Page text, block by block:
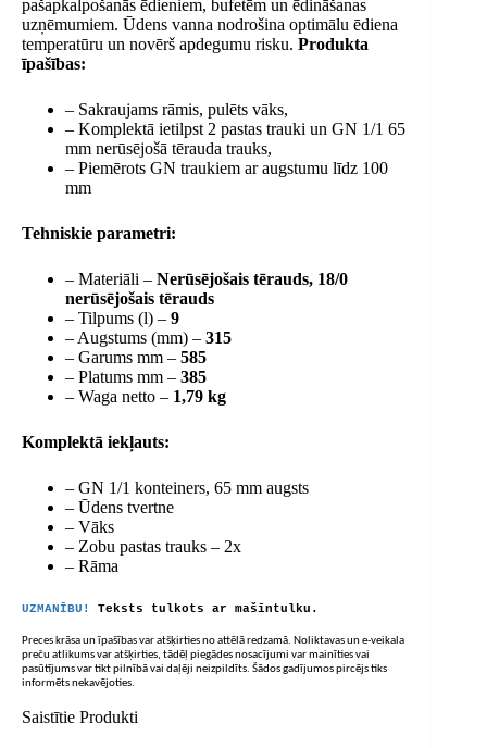
pašapkalpošanās ēdieniem, bufetēm un ēdināšanas
uzņēmumiem. Ūdens vanna nodrošina optimālu ēdiena
temperatūru un novērš apdegumu risku. Produkta
īpašības:
– Sakraujams rāmis, pulēts vāks,
– Komplektā ietilpst 2 pastas trauki un GN 1/1 65
mm nerūsējošā tērauda trauks,
– Piemērots GN traukiem ar augstumu līdz 100
mm
Tehniskie parametri:
– Materiāli – Nerūsējošais tērauds, 18/0
nerūsējošais tērauds
– Tilpums (l) – 9
– Augstums (mm) – 315
– Garums mm – 585
– Platums mm – 385
– Waga netto – 1,79 kg
Komplektā iekļauts:
– GN 1/1 konteiners, 65 mm augsts
– Ūdens tvertne
– Vāks
– Zobu pastas trauks – 2x
– Rāma
UZMANĪBU! Teksts tulkots ar mašīntulku.
Preces krāsa un īpašības var atšķirties no attēlā redzamā. Noliktavas un e-veikala
preču atlikums var atšķirties, tādēļ piegādes nosacījumi var mainīties vai
pasūtījums var tikt pilnībā vai daļēji neizpildīts. Šādos gadījumos pircējs tiks
informēts nekavējoties.
Saistītie Produkti